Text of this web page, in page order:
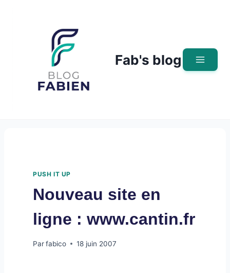
Fab's blog
PUSH IT UP
Nouveau site en
ligne : www.cantin.fr
Parfabico 18 juin 2007